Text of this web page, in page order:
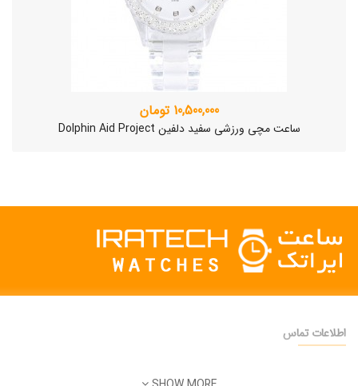
10,500,000 تومان
ساعت مچی ورزشی سفید دلفین Dolphin Aid Project
اطلاعات تماس